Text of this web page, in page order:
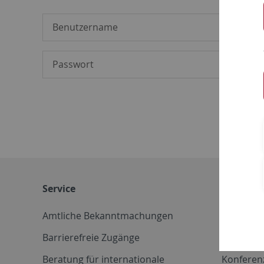
Service
Amtliche Bekanntmachungen
Barrierefreie Zugänge
Beratung für internationale